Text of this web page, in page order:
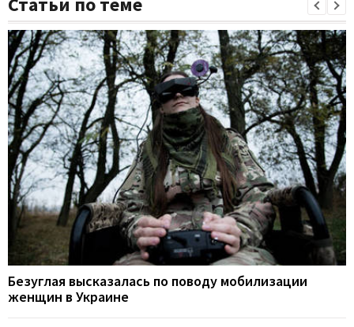
Безуглая высказалась по поводу мобилизации
женщин в Украине